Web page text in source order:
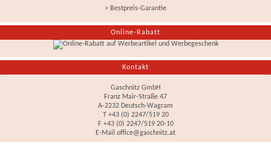
> Bestpreis-Garantie
Online-Rabatt
Kontakt
Gaschnitz GmbH
Franz Mair-Straße 47
A-2232 Deutsch-Wagram
T +43 (0) 2247/519 20
F +43 (0) 2247/519 20-10
E-Mail office@gaschnitz.at